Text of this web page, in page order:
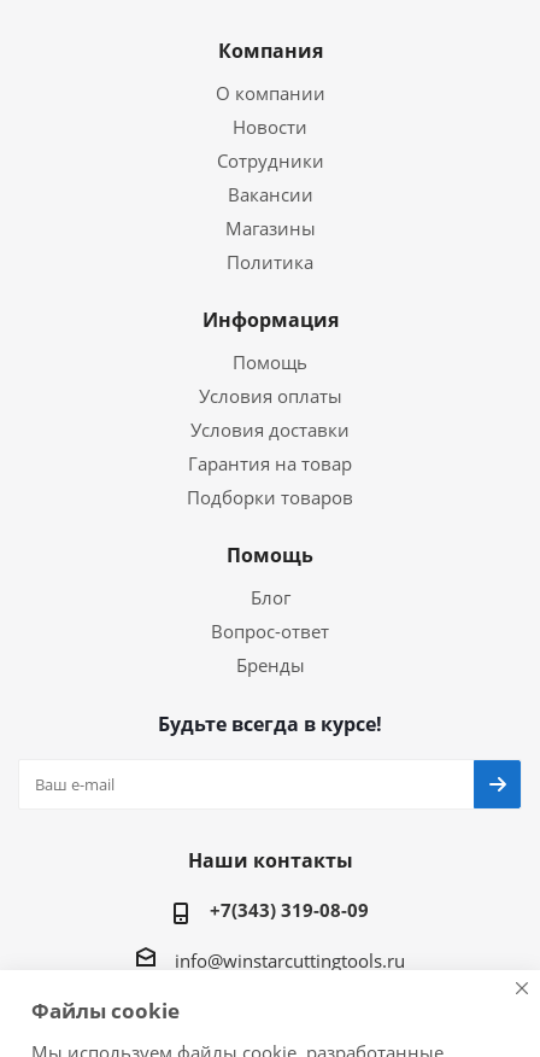
Компания
О компании
Новости
Сотрудники
Вакансии
Магазины
Политика
Информация
Помощь
Условия оплаты
Условия доставки
Гарантия на товар
Подборки товаров
Помощь
Блог
Вопрос-ответ
Бренды
Будьте всегда в курсе!
Наши контакты
+7(343) 319-08-09
info@winstarcuttingtools.ru
г.Екатеринбург ул. Фурманова 109, офис 604
Файлы cookie
Мы используем файлы cookie, разработанные